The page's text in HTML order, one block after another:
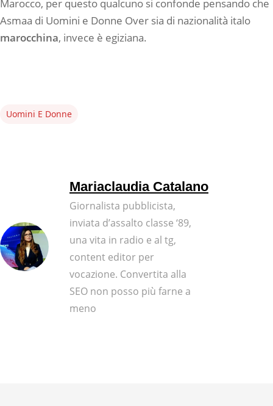
Marocco, per questo qualcuno si confonde pensando che
Asmaa di Uomini e Donne Over sia di nazionalità italo
marocchina, invece è egiziana.
Uomini E Donne
Mariaclaudia Catalano
Giornalista pubblicista,
inviata d’assalto classe ‘89,
una vita in radio e al tg,
content editor per
vocazione. Convertita alla
SEO non posso più farne a
meno